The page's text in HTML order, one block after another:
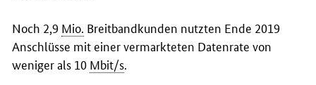
Noch 2,9 Mio. Breitbandkunden nutzten Ende 2019
Anschlüsse mit einer vermarkteten Datenrate von
weniger als 10 Mbit/s